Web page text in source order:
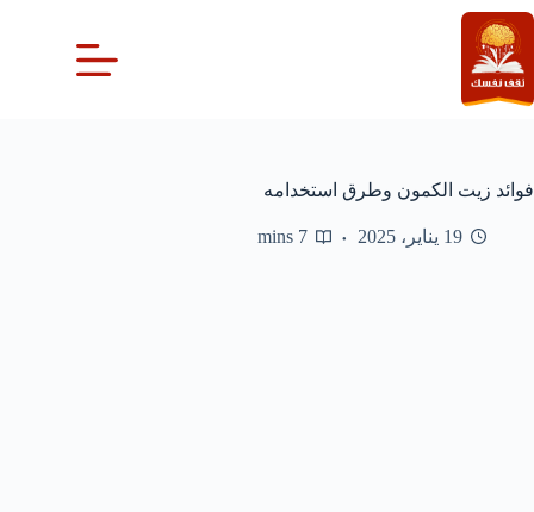
التجاوز
إلى
المحتوى
فوائد زيت الكمون وطرق استخدامه
19 يناير، 2025 7 mins